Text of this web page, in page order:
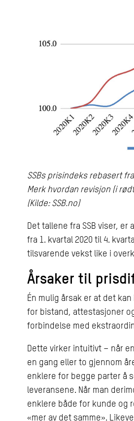
SSBs prisindeks rebasert
Merk hvordan revisjon (i
(Kilde: SSB.no)
Det tallene fra SSB viser,
fra 1. kvartal 2020 til 4.
tilsvarende vekst like i
Årsaker til
Én mulig årsak er at det
for bistand, attestasjoner
forbindelse med
Dette virker intuitivt – når
en gang eller to gjennom
enklere for begge parter å
leveransene. Når man
enklere både for kunde og
«mer av det samme».